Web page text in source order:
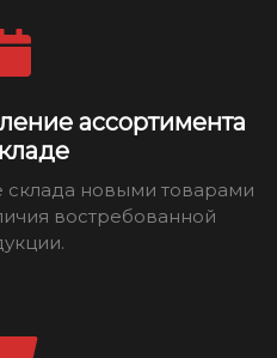
ассортимента
склада новыми товарами
востребованной